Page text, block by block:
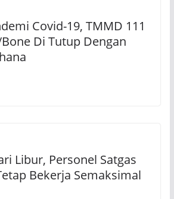
Covid-19, TMMD 111
Di Tutup Dengan
Libur, Personel Satgas
Bekerja Semaksimal